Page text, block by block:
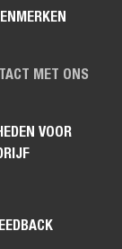
MET ONS
VOOR